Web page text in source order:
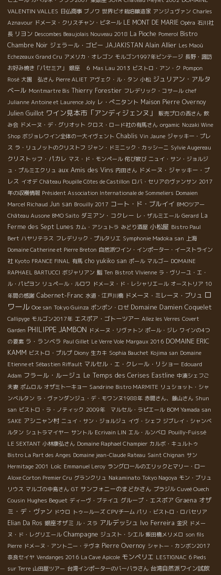
VALENTIN VALLES 日仏商事 ブノワ 世界ビオ栽培醸造家 アンジュヴァン Charles
Aznavour ドメーヌ・クリスチャン・ビネール LE MONT DE MARIE Opéra 石川社
長 リヨン Descombes Beaujolais Nouveau 2018 La Pioche Pomerol Bistro
Chambre Noir ジェラール・ゴビー JAJAKISTAN Alain Allier Les Maoù
Echezeaux Grand Cru アメリカ・オレゴン モルゴン1997年ビンテージ 長野・諏訪
お好み焼き「パセミア」
銀座 ６ Mas Lau 2013 ビストロ・アン・ク Pompon
Rosé 大園 弘さん Pierre ALIET アヴェク・ル・タン 小松 ジュリアン・アルタ
ベール Montmartre Bis Thierry Forestier フレデリック・コサール chef
Julianne Antoine et Laurence Joly レ・ぺニタント Maison Pierre Overnoy
Julien Guillot ワイン見本市「アンディジェンヌ」 販売プロの西さん 飲
み会 ドメーヌ・デ・グリオット クロス・ロード社の有馬さん orgamic Nozaki Wine
Shop ボジョレワイン全体の一大イヴェント Chablis Vin Jaune ジャッキー・プレ
ス ラ・リュノットのクリストフ ジャン・ドミニック・カッシーニ Sylvie Augereau
クリストッフ・パカレ マス・ド・モンペール 侘び寂び ニュイ・サン・ジョルジ
ュ・プルミエクリュ aux Amis des Vins 内田さん ドメーヌ・ジャッキー・プ
レス イオデ Château Poupille Côtes de Castillon ロバ・セリアのヴァンサン 2017
年の収穫情報 Président Association Internationale de Sommeliers Domaien
Marcel Richaud Jun san Brouilly 2017 コート・ド・ブルイイ BMOツアー
Château Ausone BMO Saito ダミアン・コクレー レ・ザルミエール Gerard La
Ferme des Sept Lunes カム・アシュトラ みどり酒屋 小松屋 Bistro Paul
Bert ハヤリテラス フレデリック・プルタリエ Symphonie Madoka san
上海
Domaine Catherine et Pierre Breton 自然派ワイン・インポーター・イーストライン
社 Kyoto FRANCE FINAL 有馬 cho yukiko san ポール マルゴー DOMAINE
RAPHAEL BARTUCCI ボジャリアン 鮨 Ten Bistrot VIvienne ラ・ヴリーユ・エ・
ル・パピヨン リュペール・ルロワ ドメーヌ・ド・レシャリエール オーストリア 10
年間の感謝 Cabernet-Franc 水道・江戸川橋 ドメーヌ・ミレーヌ・ブリュ ロ
ワール Ooe san Tokyo Guinza ポンポン・ロゼ Domaine Damien Coquelet
Callipyge モルゴン2017年 エスポア・ゴトーツアー Allez les Verres Covert
Garden PHILIPPE JAMBON ドメーヌ・リヴァトン ポール・ジレ ワインの4つ
の要素 ラ・ランベラ Paul Gillet Le Verre Vole Margaux 2016 DOMAINE ERIC
KAMM ビストロ・プルプ Diony 生カキ Sophia Bauchet Kojima san Domaine
Etienne et Sébastien Riffault マルセル・エ・クレール・リショー Edouard
Adam フラール・ルージュ Le Temps des Cerises Eastline 中湊シェフご
夫妻 ポムロル オザミトーキョー Sandrine Bistro MARMITE リュショット・シャ
ンベルタン ラ・ヴァンダンジュ・デ・モワンヌ1988年 赤間さん、藤山さん Shun
san ビストロ・ラ・ノティック 2009年 マルセル・ラピエール BOM Yamada san
SAKE アシニャン村 ニュイ・サン・ジョルジュ イヴ・シェフ ジブレイ・シャンベ
ルタン シュトラマイヤー サントル Ecrivain LIN エル・ルンベロ Pouilly-Fuissé
LE SEXTANT 小林康弘さん Domaine Raphael Champier カルボ・キュルトゥ
Bistro La Part des Anges Domaine jean-Claude Rateau Saint Chignan サン
Hermitage 2001 Loïc Emmanuel Leroy ラングロールのエリックとマリー・ロー
Aloxe Corton Premier Cru グランクリュ Nakaminato Tokyo Nagoya モン・ブリュ
リウス マルゴの中島さん GT サンフォニーのまどかさん ブラジル Cuveé Ouech
Cousin Hughes Beguet ディーヴ・ブテイユ グループ・エスポア Graena オザ
ミ・デ・ヴァン ドウロ トゥールーズ CPVチーム パリ・ビストロ・ロバセリア
Elian Da Ros 銀座オザミ ル・スラ アルデッシュ Ivo Ferreira 金沢 ドメー
ヌ・ド・レグリエール Champagne ジュスト・シエル 飯田橋メリメロ son fils
Pierre ドメーヌ・アント二ー・テヴネ Pierre Overnoy シャトー・カンボン2017
奈良セイヤ Vendanges 2016 La Cave Apicole モンペリエ LESTIGNAC 6 Pieds
sur Terre 山田屋ツアー 台湾インポーターのバーバラさん 台湾自然派ワイン試飲